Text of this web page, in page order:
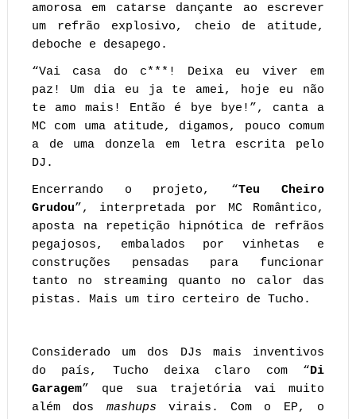
amorosa em catarse dançante ao escrever
um refrão explosivo, cheio de atitude,
deboche e desapego.
“Vai casa do c***! Deixa eu viver em
paz! Um dia eu ja te amei, hoje eu não
te amo mais! Então é bye bye!”, canta a
MC com uma atitude, digamos, pouco comum
a de uma donzela em letra escrita pelo
DJ.
Encerrando o projeto, “Teu Cheiro
Grudou”, interpretada por MC Romântico,
aposta na repetição hipnótica de refrãos
pegajosos, embalados por vinhetas e
construções pensadas para funcionar
tanto no streaming quanto no calor das
pistas. Mais um tiro certeiro de Tucho.
Considerado um dos DJs mais inventivos
do país, Tucho deixa claro com “Di
Garagem” que sua trajetória vai muito
além dos mashups virais. Com o EP, o